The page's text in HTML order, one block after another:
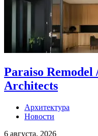
Paraiso Remodel
Architects
Архитектура
Новости
6 августа, 2026